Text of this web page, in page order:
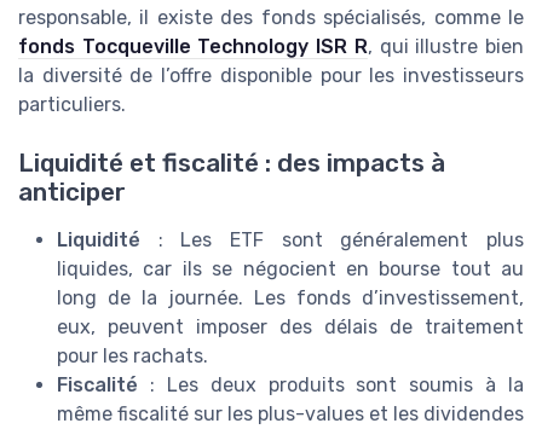
responsable, il existe des fonds spécialisés, comme le
fonds Tocqueville Technology ISR R, qui illustre bien
la diversité de l’offre disponible pour les investisseurs
particuliers.
Liquidité et fiscalité : des impacts à
anticiper
Liquidité : Les ETF sont généralement plus
liquides, car ils se négocient en bourse tout au
long de la journée. Les fonds d’investissement,
eux, peuvent imposer des délais de traitement
pour les rachats.
Fiscalité : Les deux produits sont soumis à la
même fiscalité sur les plus-values et les dividendes